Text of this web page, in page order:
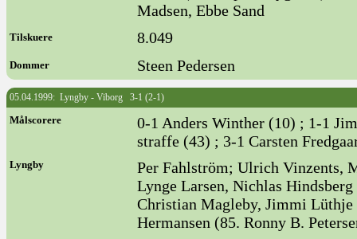
Madsen, Ebbe Sand
Tilskuere 8.049
Dommer Steen Pedersen
05.04.1999: Lyngby - Viborg 3-1 (2-1)
Målscorere
0-1 Anders Winther (10) ; 1-1
straffe (43) ; 3-1 Carsten
Lyngby
Per Fahlström; Ulrich Vinzents,
Lynge Larsen, Nichlas Hindsberg
Christian Magleby, Jimmi Lüthje
Hermansen (85. Ronny B.